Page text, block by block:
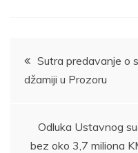
Navigacija
članaka
Sutra predavanje o
džamiji u Prozoru
Odluka Ustavnog
bez oko 3,7 miliona